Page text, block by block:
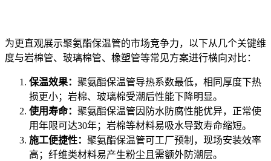
为更直观展示聚氨酯保温管的市场竞争力，以下从几个关键维
度与岩棉管、玻璃棉管、橡塑管等常见方案进行横向对比：
保温效果： 聚氨酯保温管导热系数最低，相同厚度下热
损更小；岩棉、玻璃棉受潮后性能下降明显。
使用寿命： 聚氨酯保温管因防水防腐性能优异，正常使
用年限可达30年；岩棉等材料易吸水导致寿命缩短。
施工便捷性： 聚氨酯保温管可工厂预制，现场安装效率
高；纤维类材料易产生粉尘且需额外防潮层。